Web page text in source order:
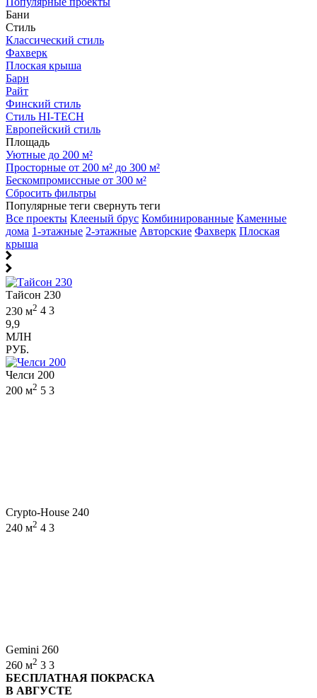
Бани
Стиль
Классический стиль
Фахверк
Плоская крыша
Барн
Райт
Финский стиль
Стиль HI-TECH
Европейский стиль
Площадь
Уютные до 200 м²
Просторные от 200 м² до 300 м²
Бескомпромиссные от 300 м²
Сбросить фильтры
Популярные теги свернуть теги
Все проекты Клееный брус Комбинированные Каменные
дома 1-этажные 2-этажные Авторские Фахверк Плоская
крыша
Тайсон 230
230 м2 4 3
9,9
МЛН
РУБ.
Челси 200
200 м2 5 3
Crypto-House 240
240 м2 4 3
Gemini 260
260 м2 3 3
БЕСПЛАТНАЯ ПОКРАСКА
В АВГУСТЕ